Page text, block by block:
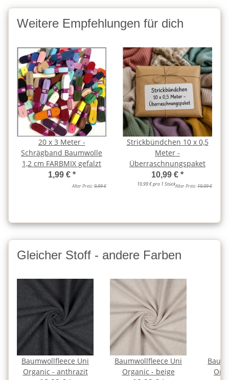
Weitere Empfehlungen für dich
20 x 3 Meter -
Schrägband Baumwolle
1,2 cm FARBMIX gefalzt
1,99 € *
Alter Preis:9,99 €
Strickbündchen 10 x 0,5
Meter -
Überraschnungspaket
10,99 € *
10,99 € pro 1 StückAlter Preis:19,99 €
Gleicher Stoff - andere Farben
Baumwollfleece Uni
Organic - anthrazit
Baumwollfleece Uni
Organic - beige